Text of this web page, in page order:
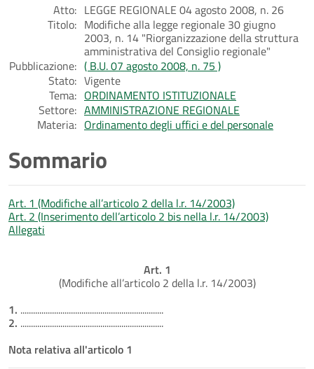
Atto: LEGGE REGIONALE 04 agosto 2008, n. 26
Titolo: Modifiche alla legge regionale 30 giugno
2003, n. 14 "Riorganizzazione della struttura
amministrativa del Consiglio regionale"
Pubblicazione: ( B.U. 07 agosto 2008, n. 75 )
Stato: Vigente
Tema: ORDINAMENTO ISTITUZIONALE
Settore: AMMINISTRAZIONE REGIONALE
Materia: Ordinamento degli uffici e del personale
Sommario
Art. 1 (Modifiche all’articolo 2 della l.r. 14/2003)
Art. 2 (Inserimento dell’articolo 2 bis nella l.r. 14/2003)
Allegati
Art. 1
(Modifiche all’articolo 2 della l.r. 14/2003)
1. ....................................................................
2. ....................................................................
Nota relativa all'articolo 1